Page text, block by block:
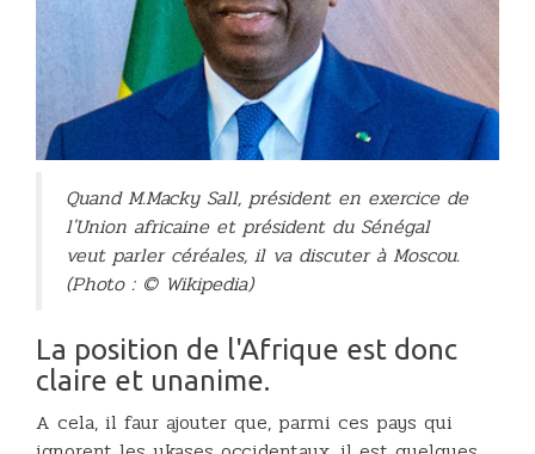
Quand M.Macky Sall, président en exercice de
l'Union africaine et président du Sénégal
veut parler céréales, il va discuter à Moscou.
(Photo : © Wikipedia)
La position de l'Afrique est donc
claire et unanime.
A cela, il faur ajouter que, parmi ces pays qui